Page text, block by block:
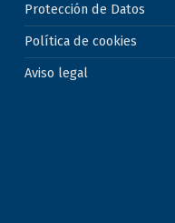
Protección de Datos
Política de cookies
Aviso legal